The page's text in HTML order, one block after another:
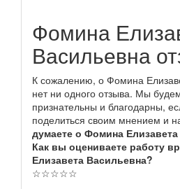
Фомина
Васильевна
К сожалению, о Фомина
нет ни одного отзыва. Мы
признательны и благодарны,
поделиться своим мнением и
думаете о Фомина
Как вы оцениваете работу
Елизавета Васильевна?
☆☆☆☆☆